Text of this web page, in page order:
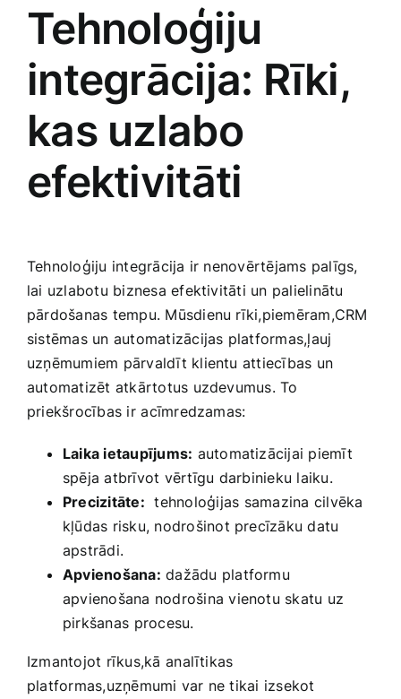
Tehnoloģiju
integrācija: Rīki,
kas uzlabo
efektivitāti
Tehnoloģiju​ integrācija ir nenovērtējams​ palīgs,
lai uzlabotu biznesa efektivitāti un palielinātu
‍pārdošanas tempu. Mūsdienu rīki,piemēram,CRM
sistēmas un​ automatizācijas platformas,ļauj
uzņēmumiem pārvaldīt klientu attiecības un
automatizēt atkārtotus uzdevumus. To
priekšrocības ir⁢ acīmredzamas:
Laika ietaupījums: automatizācijai‌ piemīt
spēja atbrīvot vērtīgu⁤ darbinieku‌ laiku.
Precizitāte: ‍ tehnoloģijas ⁢samazina cilvēka
kļūdas risku, nodrošinot precīzāku datu
apstrādi.
Apvienošana: dažādu platformu
‍apvienošana‌ nodrošina vienotu skatu uz
pirkšanas⁣ procesu.
Izmantojot rīkus,kā⁣ analītikas
platformas,uzņēmumi var ne tikai izsekot